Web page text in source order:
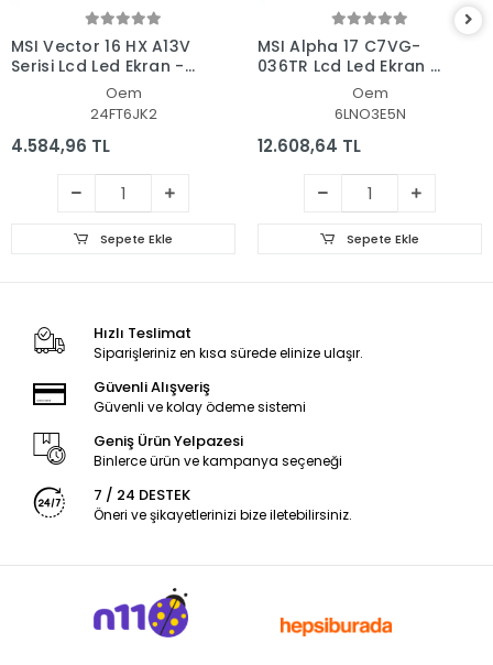
MSI Vector 16 HX A13V
Serisi Lcd Led Ekran -
Oem
24FT6JK2
4.584,96 TL
Sepete Ekle
MSI Alpha 17 C7VG-
036TR Lcd Led Ekran -
Oem
6LNO3E5N
12.608,64 TL
Sepete Ekle
Hızlı Teslimat
Siparişleriniz en kısa sürede elinize ulaşır.
Güvenli Alışveriş
Güvenli ve kolay ödeme sistemi
Geniş Ürün Yelpazesi
Binlerce ürün ve kampanya seçeneği
7 / 24 DESTEK
Öneri ve şikayetlerinizi bize iletebilirsiniz.